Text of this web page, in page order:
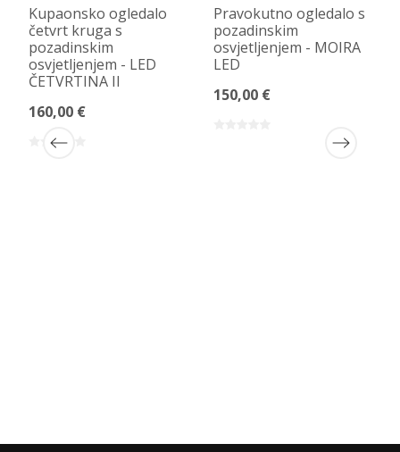
Kupaonsko ogledalo
četvrt kruga s
pozadinskim
osvjetljenjem - LED
ČETVRTINA II
160,00 €
Pravokutno ogledalo s
pozadinskim
osvjetljenjem - MOIRA
LED
150,00 €